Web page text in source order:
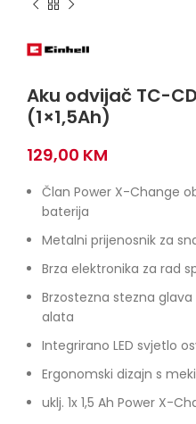
Aku odvijač TC-
(1×1,5Ah)
129,00 KM
Član Power X-Change
baterija
Metalni prijenosnik za
Brza elektronika za rad
Brzostezna stezna
alata
Integrirano LED svjetlo
Ergonomski dizajn s
uklj. 1x 1,5 Ah Power X-